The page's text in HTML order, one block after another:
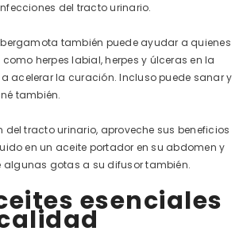
del tracto urinario.
también puede ayudar a quienes
herpes labial, herpes y úlceras en la
acelerar la curación. Incluso puede sanar y
también.
del tracto urinario, aproveche sus beneficios
en un aceite portador en su abdomen y
gotas a su difusor también.
esenciales